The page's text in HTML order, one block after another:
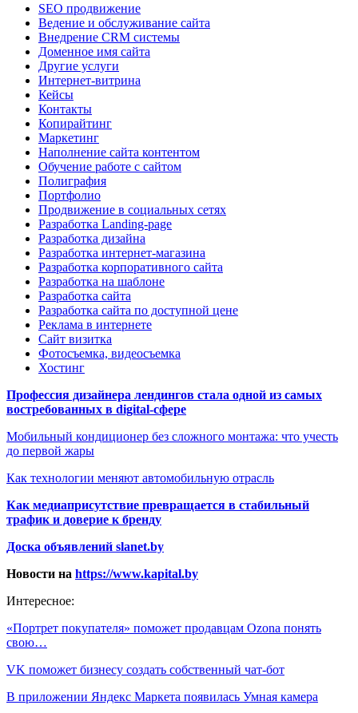
SEO продвижение
Ведение и обслуживание сайта
Внедрение CRM системы
Доменное имя сайта
Другие услуги
Интернет-витрина
Кейсы
Контакты
Копирайтинг
Маркетинг
Наполнение сайта контентом
Обучение работе с сайтом
Полиграфия
Портфолио
Продвижение в социальных сетях
Разработка Landing-page
Разработка дизайна
Разработка интернет-магазина
Разработка корпоративного сайта
Разработка на шаблоне
Разработка сайта
Разработка сайта по доступной цене
Реклама в интернете
Сайт визитка
Фотосъемка, видеосъемка
Хостинг
Профессия дизайнера лендингов стала одной из самых
востребованных в digital-сфере
Мобильный кондиционер без сложного монтажа: что учесть
до первой жары
Как технологии меняют автомобильную отрасль
Как медиаприсутствие превращается в стабильный
трафик и доверие к бренду
Доска объявлений slanet.by
Новости на https://www.kapital.by
Интересное:
«Портрет покупателя» поможет продавцам Ozona понять
свою…
VK поможет бизнесу создать собственный чат-бот
В приложении Яндекс Маркета появилась Умная камера